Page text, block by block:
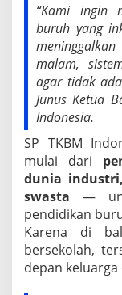
“Kami ingin
buruh yang
malam,
agar tidak
Junus Ketua
Indonesia.
SP TKBM
mulai dari
dunia
swasta —
pendidikan
Karena di
bersekolah,
depan keluarga